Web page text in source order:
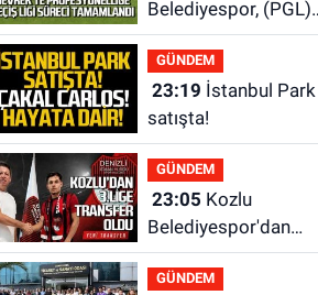
Belediyespor, (PGL)
sürecini resmi
tamamladı
GÜNDEM
23:19
satışta!
GÜNDEM
23:05
Belediyespor'dan
3.Lig'e transfer oldu
GÜNDEM